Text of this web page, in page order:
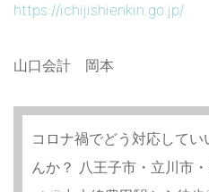
https://ichijishienkin.go.jp/
山口会計 岡本
コロナ禍でどう対応して
んか？ 八王子市・立川市